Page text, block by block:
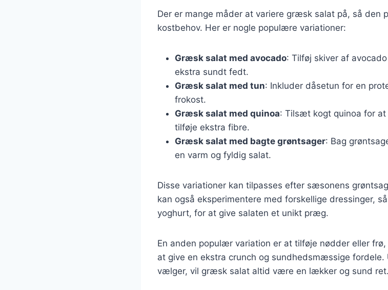
Der er mange måder at variere græsk salat på, så den
kostbehov. Her er nogle populære variationer:
Græsk salat med avocado: Tilføj skiver af
ekstra sundt fedt.
Græsk salat med tun: Inkluder dåsetun for en
frokost.
Græsk salat med quinoa: Tilsæt kogt quinoa for
tilføje ekstra fibre.
Græsk salat med bagte grøntsager: Bag
en varm og fyldig salat.
Disse variationer kan tilpasses efter sæsonens
kan også eksperimentere med forskellige dressinger,
yoghurt, for at give salaten et unikt præg.
En anden populær variation er at tilføje nødder eller
at give en ekstra crunch og sundhedsmæssige fordele.
vælger, vil græsk salat altid være en lækker og sund ret.